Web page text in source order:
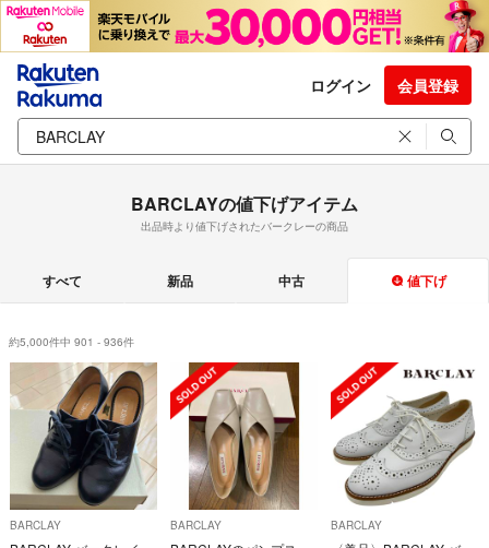
ログイン 会員登録
BARCLAYの値下げアイテム
出品時より値下げされたバークレーの商品
すべて 新品 中古 値下げ
約5,000件中 901 - 936件
BARCLAY BARCLAY BARCLAY